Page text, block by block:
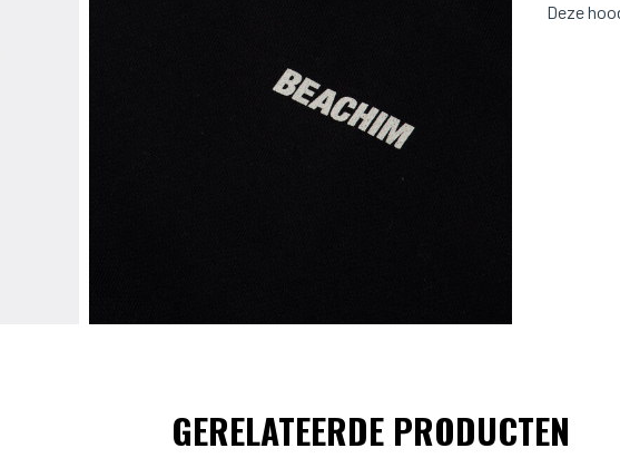
Deze
GERELATEERDE PRODUCTEN